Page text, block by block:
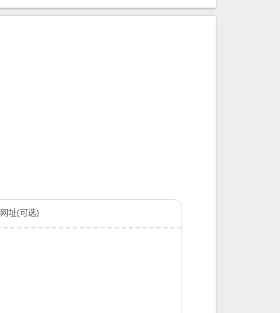
网址(可选)